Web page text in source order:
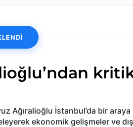
Ağıralioğlu İstanbul’da bir araya
ekonomik gelişmeler ve dış